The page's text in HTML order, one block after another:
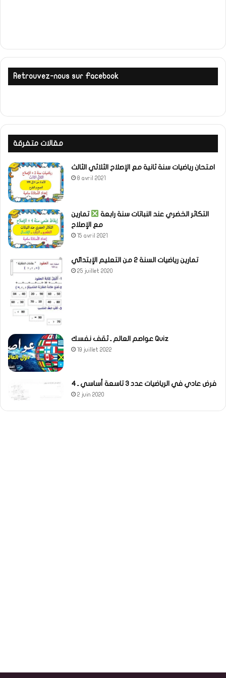
Retrouvez-nous sur Facebook
مقالات متفرقة
امتحان رياضيات سنة ثانية مع الإصلاح الثلاثي الثالث
8 avril 2021
التكاثر الخضري عند النباتات سنة رابعة
تمارين
مع الإصلاح
15 avril 2021
تمارين رياضيات السنة 2 من التعليم الإبتدائي
25 juillet 2020
عواصم العالم ـ ثقف نفسك Quiz
19 juillet 2022
فرض عادي في الرياضيات عدد 3 تاسعة أساسي ـ 4
2 juin 2020